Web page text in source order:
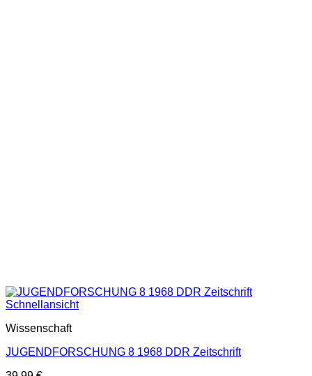
Schnellansicht
Wissenschaft
JUGENDFORSCHUNG 8 1968 DDR Zeitschrift